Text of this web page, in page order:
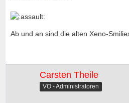
Ab und an sind die alten Xeno-
Carsten Theile
VO - Administratoren